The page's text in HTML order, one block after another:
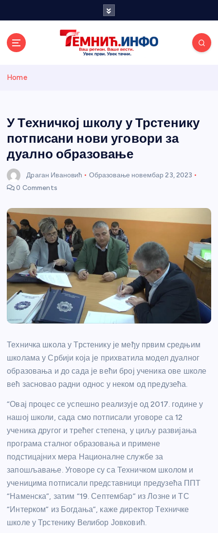
и портал
Home
У Техничкој школу у Трстенику
потписани нови уговори за
дуално образовање
Драган Ивановић Образовање новембар 23, 2023
0 Comments
Техничка школа у Трстенику је међу првим средњим
школама у Србији која је прихватила модел дуалног
образовања и до сада је већи број ученика ове школе
већ засновао радни однос у неком од предузећа.
“Овај процес се успешно реализује од 2017. године у
нашој школи, сада смо потписали уговоре са 12
ученика другог и трећег степена, у циљу развијања
програма сталног образовања и примене
подстицајних мера Националне службе за
запошљавање. Уговоре су са Техничком школом и
ученицима потписали представници предузећа ППТ
“Наменска”, затим “19. Септембар” из Лозне и ТС
“Интерком” из Богдања”, каже директор Техничке
школе у Трстенику Велибор Јовковић.